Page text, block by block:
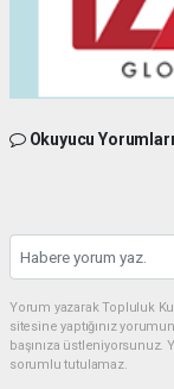
Okuyucu Yorumları
Yorum yazarak Topluluk
sitesine yaptığınız
başınıza
sorumlu tutulamaz.